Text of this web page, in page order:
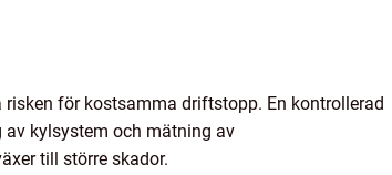
för kostsamma driftstopp. En kontrollerad
av kylsystem och mätning av
till större skador.